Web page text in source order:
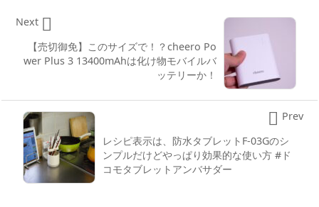
【売切御免】このサイズで！？cheero Po
wer Plus 3 13400mAhは化け物モバイルバ
ッテリーか！

Next
レシピ表示は、防水タブレットF-03Gのシ
ンプルだけどやっぱり効果的な使い方 #ド
コモタブレットアンバサダー
 Prev